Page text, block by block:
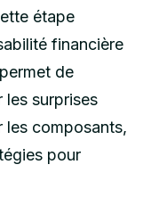
étape
financière
de
les surprises
les composants,
pour